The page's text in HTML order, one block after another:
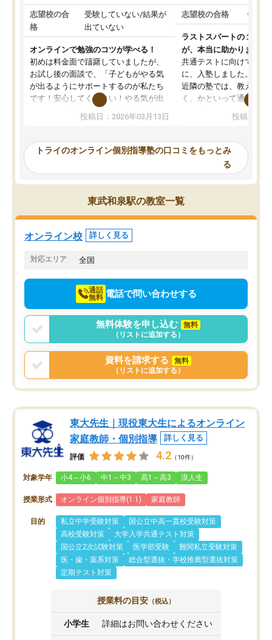
志望校の合
格
受験していない/結果が
出ていない
オンラインで勉強のコツが学べる！
初めは料金面で躊躇していましたが、
お試し後の面談で、「子どもがやる気
が出るようにサポートするのが私たち
です！安心してください！やる気が出
ないのは私たち講師の責任です」と言
ってくださり、確かに！と考えて、思
ったんですが、学生の先生から学ぶこ
み、徐々に成績が上がったらいいなと
思っていました。何が今足りないのか
を的確に指導いただき、子どももびっ
くりするほど楽しんでやる気を持って
塾を受けています。狙い通り、少しず
つ成績も上がり、苦手意識も無くなっ
てきたので、さらに苦手な数学も追加
でお願いしました。来年の高校受験に
投稿日：2026年03月13日
志望校の合格 合格
ラストスパートの１か月
が、本当に助かりました
共通テストに向けての追
に、入塾しました。田舎
近隣の塾では、教えても
く、かといって通うには
可能なので本当に助か
らないところをピンポイ
頂いて、とてもわかり
していました。一生を
スト、多少お金がかかっ
思い切って入塾してよか
投稿日：
トライのオンライン個別指導塾の口コミをもっとみ
る
東武和泉駅の教室一覧
オンライン校 詳しく見る
対応エリア 全国
通話
無料 電話で問い合わせする
無料体験を申し込む
無料
（リストに追加する）
資料を請求する
無料
（リストに追加する）
東大先生｜現役東大生によるオンライン
家庭教師・個別指導
詳しく見る
評価 4.2 （10件）
対象学年 小4～小6 中1～中3 高1～高3 浪人生
授業形式 オンライン個別指導(1:1) 家庭教師
目的 私立中学受験対策
国公立中高一貫校受験対策
高校受験対策
大学入学共通テスト対策
国公立2次試験対策
医学部受験
難関私立受験対策
医・歯・薬系対策
総合型選抜・学校推薦型選抜対策
定期テスト対策
授業料の目安 （税込）
小学生 詳細はお問い合わせください